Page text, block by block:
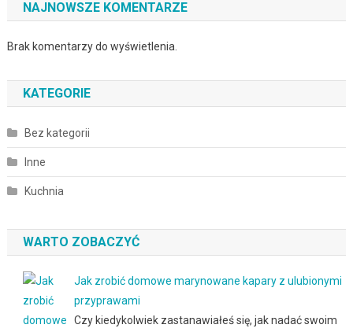
NAJNOWSZE KOMENTARZE
Brak komentarzy do wyświetlenia.
KATEGORIE
Bez kategorii
Inne
Kuchnia
WARTO ZOBACZYĆ
Jak zrobić domowe marynowane kapary z ulubionymi
przyprawami
Czy kiedykolwiek zastanawiałeś się, jak nadać swoim